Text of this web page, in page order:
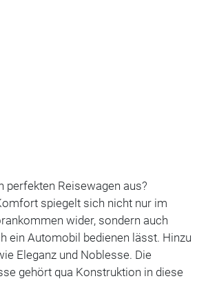
perfekten Reisewagen aus?
spiegelt sich nicht nur im
wider, sondern auch
ein Automobil bedienen lässt. Hinzu
Eleganz und Noblesse. Die
gehört qua Konstruktion in diese